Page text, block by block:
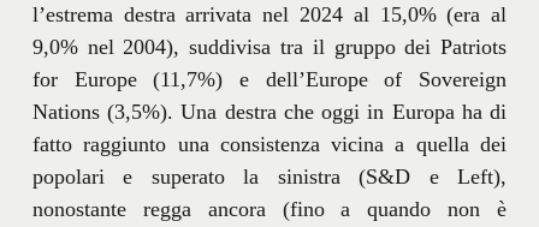
l’estrema destra arrivata nel 2024 al 15,0% (era al
9,0% nel 2004), suddivisa tra il gruppo dei Patriots
for Europe (11,7%) e dell’Europe of Sovereign
Nations (3,5%). Una destra che oggi in Europa ha di
fatto raggiunto una consistenza vicina a quella dei
popolari e superato la sinistra (S&D e Left),
nonostante regga ancora (fino a quando non è